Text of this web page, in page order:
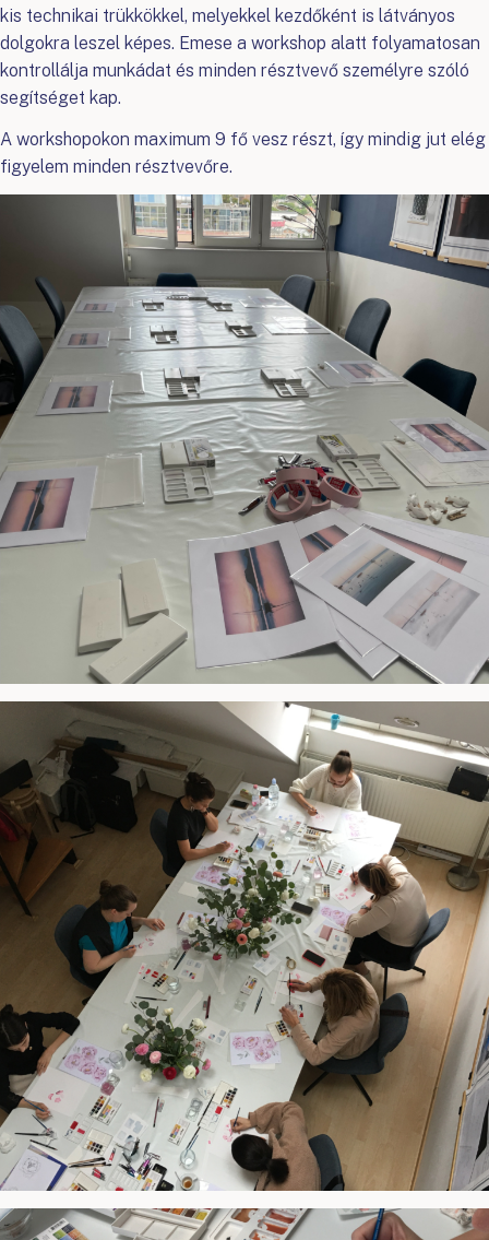
kis technikai trükkökkel, melyekkel kezdőként is látványos
dolgokra leszel képes. Emese a workshop alatt folyamatosan
kontrollálja munkádat és minden résztvevő személyre szóló
segítséget kap.
A workshopokon maximum 9 fő vesz részt, így mindig jut elég
figyelem minden résztvevőre.